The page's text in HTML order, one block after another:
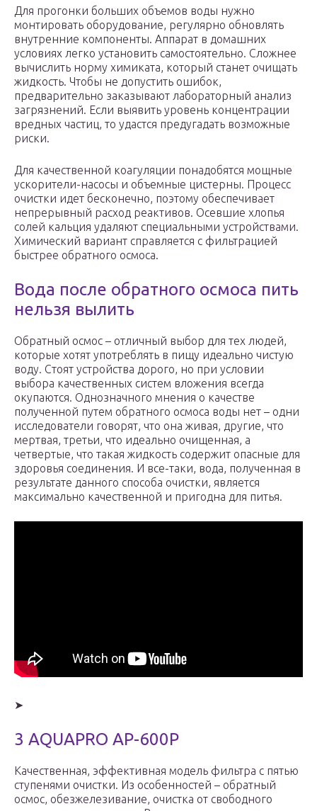
Для прогонки больших объемов воды нужно
монтировать оборудование, регулярно обновлять
внутренние компоненты. Аппарат в домашних
условиях легко установить самостоятельно. Сложнее
вычислить норму химиката, который станет очищать
жидкость. Чтобы не допустить ошибок,
предварительно заказывают лабораторный анализ
загрязнений. Если выявить уровень концентрации
вредных частиц, то удастся предугадать возможные
риски.
Для качественной коагуляции понадобятся мощные
ускорители-насосы и объемные цистерны. Процесс
очистки идет бесконечно, поэтому обеспечивает
непрерывный расход реактивов. Осевшие хлопья
солей кальция удаляют специальными устройствами.
Химический вариант справляется с фильтрацией
быстрее обратного осмоса.
Вода после обратного осмоса пить
нельзя вылить
Обратный осмос – отличный выбор для тех людей,
которые хотят употреблять в пищу идеально чистую
воду. Стоят устройства дорого, но при условии
выбора качественных систем вложения всегда
окупаются. Однозначного мнения о качестве
полученной путем обратного осмоса воды нет – одни
исследователи говорят, что она живая, другие, что
мертвая, третьи, что идеально очищенная, а
четвертые, что такая жидкость содержит опасные для
здоровья соединения. И все-таки, вода, полученная в
результате данного способа очистки, является
максимально качественной и пригодна для питья.
➤
3 AQUAPRO AP-600P
Качественная, эффективная модель фильтра с пятью
ступенями очистки. Из особенностей – обратный
осмос, обезжелезивание, очистка от свободного